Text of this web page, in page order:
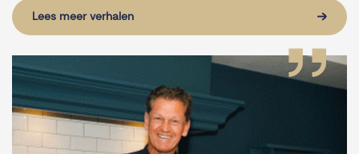
Lees meer verhalen